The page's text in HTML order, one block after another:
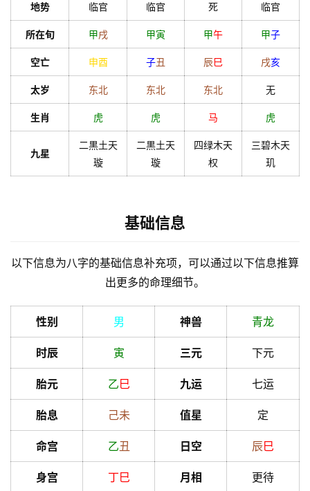
服
员
地势 临官 临官 死 临官
所在旬 甲戌 甲寅 甲午 甲子
空亡 申酉 子丑 辰巳 戌亥
太岁 东北 东北 东北 无
生肖 虎 虎 马 虎
九星
二黒土天
璇
二黒土天
璇
四绿木天
权
三碧木天
玑
基础信息
以下信息为八字的基础信息补充项，可以通过以下信息推算
出更多的命理细节。
性别 男 神兽 青龙
时辰 寅 三元 下元
胎元 乙巳 九运 七运
胎息 己未 值星 定
命宫 乙丑 日空 辰巳
身宫 丁巳 月相 更待